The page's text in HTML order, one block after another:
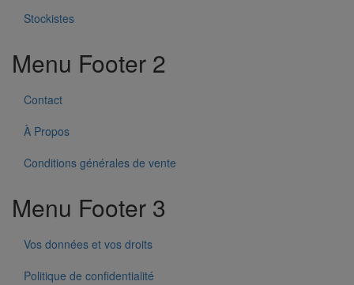
Stockistes
Menu Footer 2
Contact
À Propos
Conditions générales de vente
Menu Footer 3
Vos données et vos droits
Politique de confidentialité